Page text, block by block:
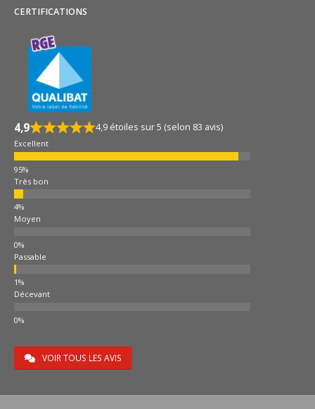
CERTIFICATIONS
4,9 4,9 étoiles sur 5 (selon 83 avis)
Excellent
Très bon
Moyen
Passable
Décevant
VOIR TOUS LES AVIS